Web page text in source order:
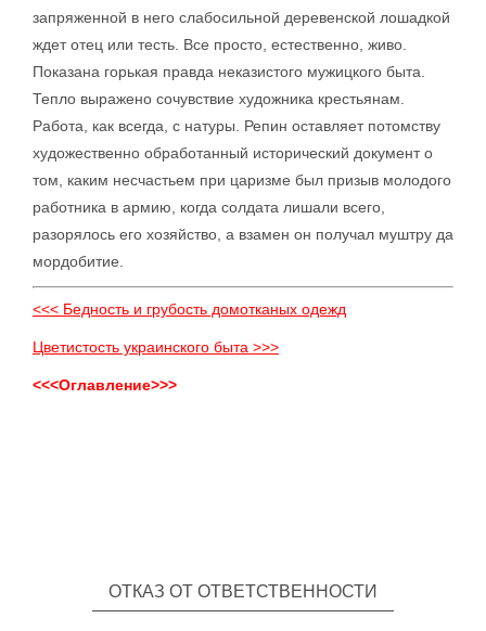
запряженной в него слабосильной деревенской лошадкой
ждет отец или тесть. Все просто, естественно, живо.
Показана горькая правда неказистого мужицкого быта.
Тепло выражено сочувствие художника крестьянам.
Работа, как всегда, с натуры. Репин оставляет потомству
художественно обработанный исторический документ о
том, каким несчастьем при царизме был призыв молодого
работника в армию, когда солдата лишали всего,
разорялось его хозяйство, а взамен он получал муштру да
мордобитие.
<<< Бедность и грубость домотканых одежд
Цветистость украинского быта >>>
<<<Оглавление>>>
ОТКАЗ ОТ ОТВЕТСТВЕННОСТИ